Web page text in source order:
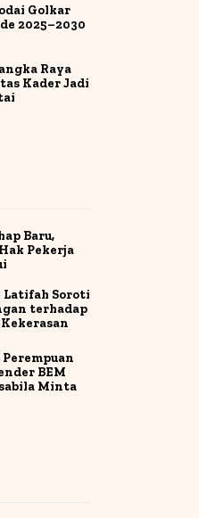
dan
Golkar
2025–2030
Raya
Kader Jadi
Baru,
Pekerja
Latifah Soroti
terhadap
BEM
Minta